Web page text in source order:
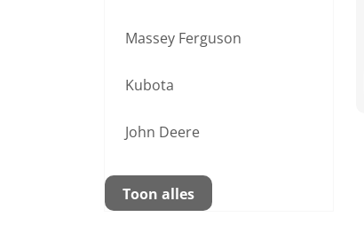
Massey Ferguson
Kubota
John Deere
Toon alles